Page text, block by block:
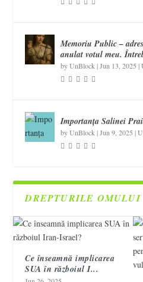
Memoriu Public –
anulat votul meu.
byUnBlock |Jun 13, 2025 |
Importanța Salinei
byUnBlock |Jun 9, 2025 |
DREPTURILE OMULUI
Ce înseamnă implicarea
SUA în războiul I...